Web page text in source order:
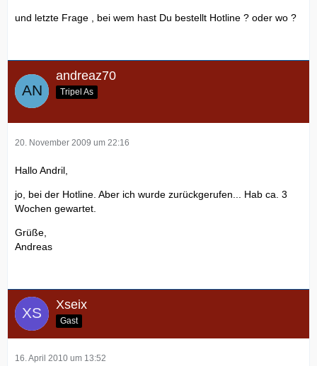
und letzte Frage , bei wem hast Du bestellt Hotline ? oder wo ?
andreaz70
Tripel As
20. November 2009 um 22:16
Hallo Andril,
jo, bei der Hotline. Aber ich wurde zurückgerufen... Hab ca. 3
Wochen gewartet.
Grüße,
Andreas
Xseix
Gast
16. April 2010 um 13:52